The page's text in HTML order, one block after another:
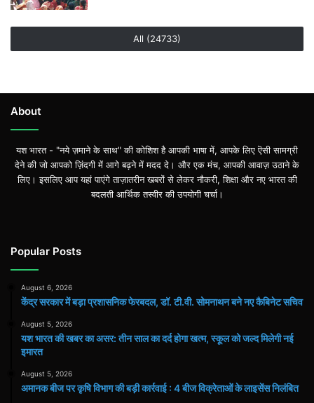
All (24733)
About
यश भारत - "नये ज़माने के साथ" की कोशिश है आपकी भाषा में, आपके लिए ऎसी सामग्री
देने की जो आपको ज़िंदगी में आगे बढ़ने में मदद दे। और एक मंच, आपकी आवाज़ उठाने के
लिए। इसलिए आप यहां पाएंगे ताज़ातरीन खबरों से लेकर नौकरी, शिक्षा और नए भारत की
बदलती आर्थिक तस्वीर की उपयोगी चर्चा।
Popular Posts
August 6, 2026
केंद्र सरकार में बड़ा प्रशासनिक फेरबदल, डॉ. टी.वी. सोमनाथन बने नए कैबिनेट सचिव
August 5, 2026
यश भारत की खबर का असर: तीन साल का दर्द होगा खत्म, स्कूल को जल्द मिलेगी नई
इमारत
August 5, 2026
अमानक बीज पर कृषि विभाग की बड़ी कार्रवाई : 4 बीज विक्रेताओं के लाइसेंस निलंबित